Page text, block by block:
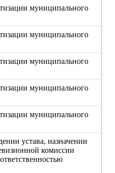
муниципального
муниципального
муниципального
муниципального
муниципального
устава, назначении
комиссии